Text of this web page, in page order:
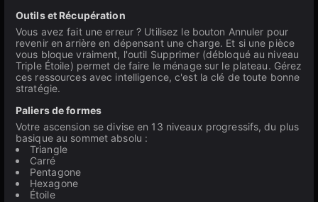
Outils et Récupération
Vous avez fait une erreur ? Utilisez le bouton Annuler pour
revenir en arrière en dépensant une charge. Et si une pièce
vous bloque vraiment, l'outil Supprimer (débloqué au niveau
Triple Étoile) permet de faire le ménage sur le plateau. Gérez
ces ressources avec intelligence, c'est la clé de toute bonne
stratégie.
Paliers de formes
Votre ascension se divise en 13 niveaux progressifs, du plus
basique au sommet absolu :
Triangle
Carré
Pentagone
Hexagone
Étoile